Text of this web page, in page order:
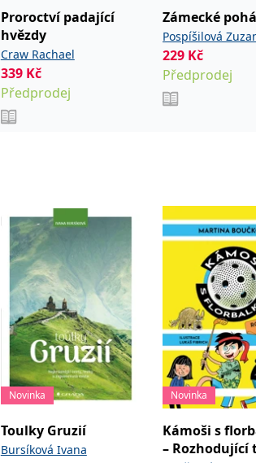
Proroctví padající
hvězdy
Craw Rachael
339 Kč
Předprodej
Zámecké
Pospíšilová
Koželuhová Marie
229 Kč
Předprodej
Novinka
Toulky Gruzií
Bursíková Ivana
Novinka
Kámoši s
– Rozhodující